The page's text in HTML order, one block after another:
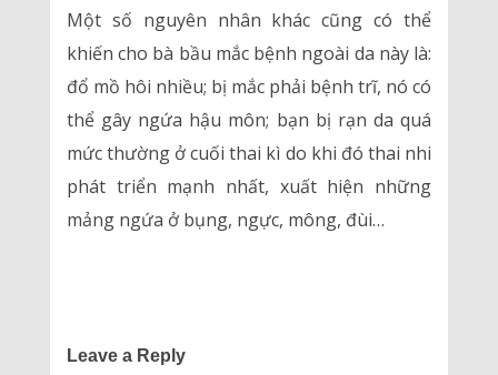
Một số nguyên nhân khác cũng có thể
khiến cho bà bầu mắc bệnh ngoài da này là:
đổ mồ hôi nhiều; bị mắc phải bệnh trĩ, nó có
thể gây ngứa hậu môn; bạn bị rạn da quá
mức thường ở cuối thai kì do khi đó thai nhi
phát triển mạnh nhất, xuất hiện những
mảng ngứa ở bụng, ngực, mông, đùi…
Leave a Reply